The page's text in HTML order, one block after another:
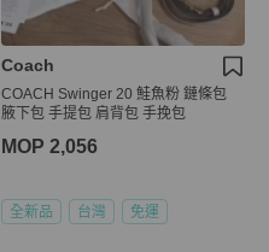
Coach
COACH Swinger 20 鮭魚粉 鏈條包
腋下包 手提包 肩背包 手挽包
MOP 2,056
全新品 台灣 免運